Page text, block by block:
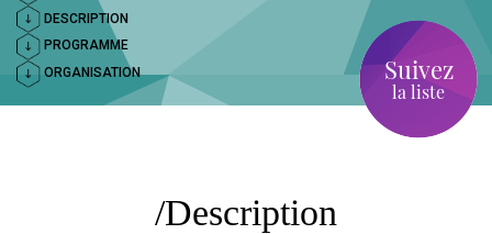
DESCRIPTION
PROGRAMME
ORGANISATION
Suivez
la liste
Description